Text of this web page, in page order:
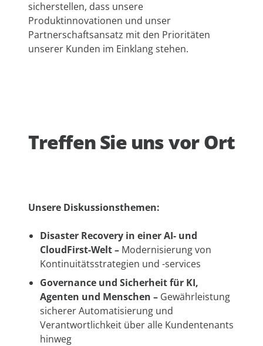
sicherstellen, dass unsere
Produktinnovationen und unser
Partnerschaftsansatz mit den Prioritäten
unserer Kunden im Einklang stehen.
Treffen Sie uns vor Ort
Unsere Diskussionsthemen:
Disaster Recovery in einer AI- und
CloudFirst-Welt – Modernisierung von
Kontinuitätsstrategien und -services
Governance und Sicherheit für KI,
Agenten und Menschen – Gewährleistung
sicherer Automatisierung und
Verantwortlichkeit über alle Kundentenants
hinweg